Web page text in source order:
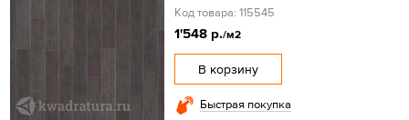
Код товара: 115545
1'548 р./м2
В корзину
Быстрая покупка